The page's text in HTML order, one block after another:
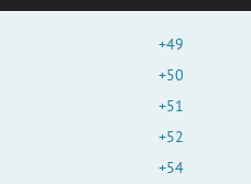
+49
+50
+51
+52
+54